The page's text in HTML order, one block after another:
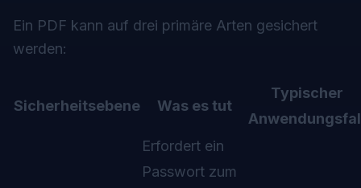
Ein PDF kann auf drei primäre Arten gesichert
werden:
Sicherheitsebene Was es tut
Typischer
Erfordert ein
Passwort zum